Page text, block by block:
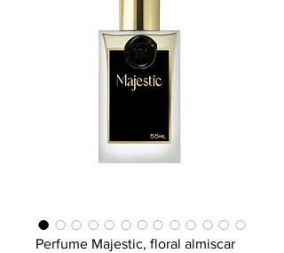
Perfume Majestic, floral almiscar